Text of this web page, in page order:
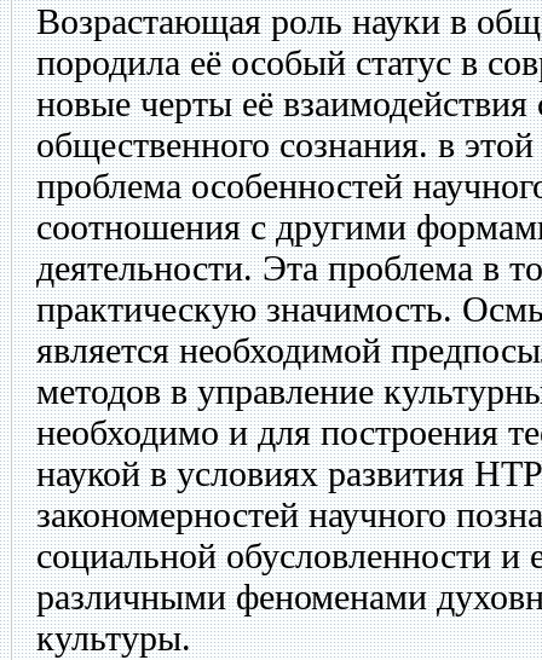
Возрастающая роль науки в
породила её особый статус в
новые черты её
общественного сознания. в
проблема особенностей
соотношения с другими
деятельности. Эта проблема в
практическую значимость.
является необходимой
методов в управление
необходимо и для построения
наукой в условиях развития
закономерностей научного
социальной обусловленности и
различными феноменами
культуры.